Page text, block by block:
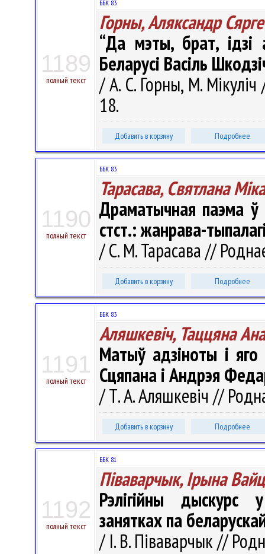
1189
полный текст
ББК 83
Горны, Аляксандр
“Да мэты, брат,
Беларусі Васіль
/ А. С. Горны, М.
18.
Добавить в корзину Подробнее
1190
полный текст
ББК 83
Тарасава, Святлана
Драматычная паэма
стст.: жанрава-
/ С. М. Тарасава //
Добавить в корзину Подробнее
1191
полный текст
ББК 83
Аляшкевіч, Таццяна
Матыў адзіноты і яго
Сцяпана і Андрэя
/ Т. А. Аляшкевіч //
Добавить в корзину Подробнее
1192
полный текст
ББК 81
Піваварчык, Ірына
Рэлігійны дыскурс
занятках па
/ І. В. Піваварчык //